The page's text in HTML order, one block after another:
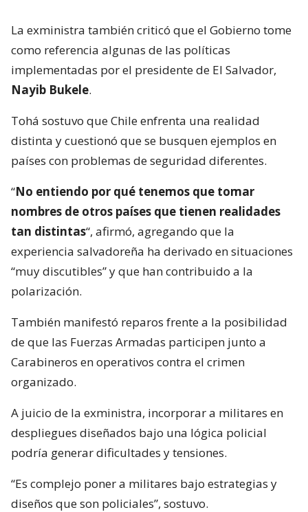
La exministra también criticó que el Gobierno tome
como referencia algunas de las políticas
implementadas por el presidente de El Salvador,
Nayib Bukele.
Tohá sostuvo que Chile enfrenta una realidad
distinta y cuestionó que se busquen ejemplos en
países con problemas de seguridad diferentes.
“No entiendo por qué tenemos que tomar
nombres de otros países que tienen realidades
tan distintas“, afirmó, agregando que la
experiencia salvadoreña ha derivado en situaciones
“muy discutibles” y que han contribuido a la
polarización.
También manifestó reparos frente a la posibilidad
de que las Fuerzas Armadas participen junto a
Carabineros en operativos contra el crimen
organizado.
A juicio de la exministra, incorporar a militares en
despliegues diseñados bajo una lógica policial
podría generar dificultades y tensiones.
“Es complejo poner a militares bajo estrategias y
diseños que son policiales”, sostuvo.